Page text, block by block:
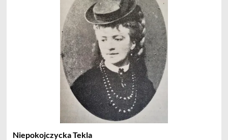
Niepokojczycka Tekla